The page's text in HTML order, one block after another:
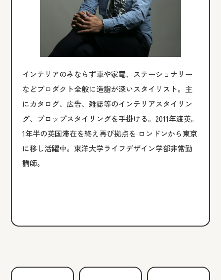
インテリアのみならず車や家電、ステーショナリー
などプロダクト全般に造詣が深いスタイリスト。主
にカタログ、広告、雑誌等のインテリアスタイリン
グ、プロップスタイリングを手掛ける。2011年渡英。
1年半の英国滞在を終え再び拠点を ロンドンから東京
に移し活躍中。東洋大学ライフデザイン学部非常勤
講師。